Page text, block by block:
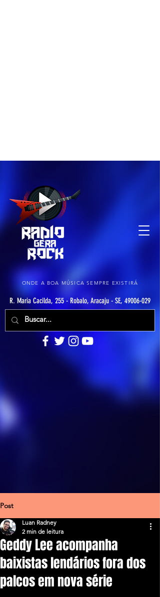
ONDE A BOA MÚSICA SEMPRE EXISTIRÁ
R. Maria Cacilda, 255 - Robalo, Aracaju - SE, 49006-029
Post
Geddy Lee acompanha
baixistas lendários fora dos
palcos em nova série
Luan Radney
2 min de leitura